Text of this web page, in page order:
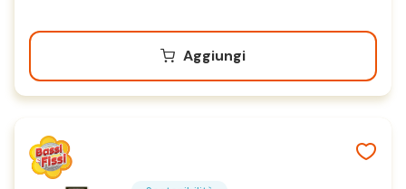
Aggiungi